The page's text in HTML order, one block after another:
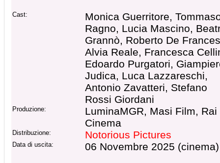
Cast:
Monica Guerritore,
Ragno, Lucia Mascino,
Grannò, Roberto De
Alvia Reale, Francesca
Edoardo Purgatori,
Judica, Luca Lazzareschi,
Antonio Zavatteri, Stefano
Rossi Giordani
Produzione:
LuminaMGR, Masi Film, Rai
Cinema
Distribuzione: Notorious Pictures
Data di uscita:
06 Novembre 2025 (cinema)